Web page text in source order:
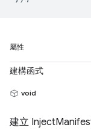
屬性
建構函式
void
建立